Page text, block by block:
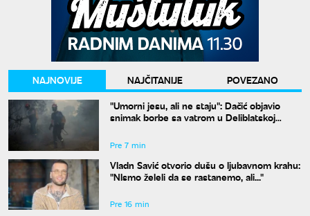
NAJNOVIJE NAJČITANIJE
POVEZANO
"Umorni jesu, ali ne staju": Dačić objavio
snimak borbe sa vatrom u Deliblatskoj
Pre 7 min
Vladn Savić otvorio dušu o ljubavnom krahu:
"NIsmo želeli da se rastanemo, ali..."
Pre 16 min